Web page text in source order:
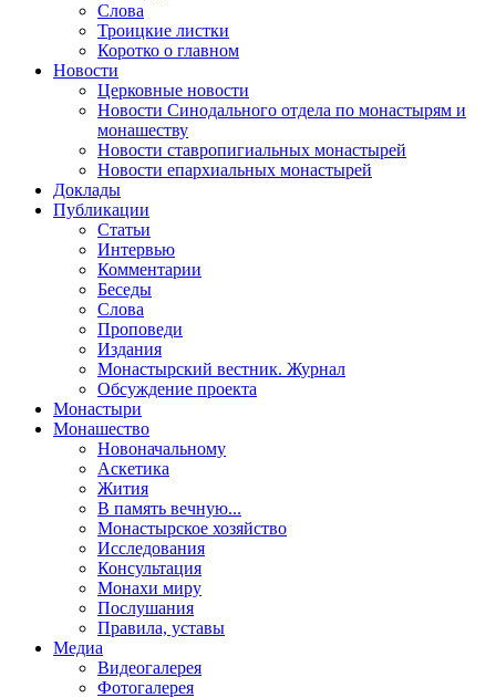
Слова
Троицкие листки
Коротко о главном
Новости
Церковные новости
Новости Синодального отдела по монастырям и
монашеству
Новости ставропигиальных монастырей
Новости епархиальных монастырей
Доклады
Публикации
Статьи
Интервью
Комментарии
Беседы
Слова
Проповеди
Издания
Монастырский вестник. Журнал
Обсуждение проекта
Монастыри
Монашество
Новоначальному
Аскетика
Жития
В память вечную...
Монастырское хозяйство
Исследования
Консультация
Монахи миру
Послушания
Правила, уставы
Медиа
Видеогалерея
Фотогалерея